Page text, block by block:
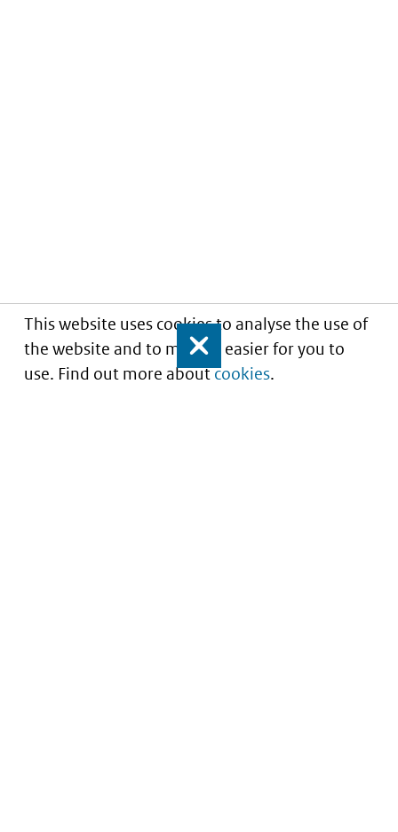
This website uses cookies to analyse the use of
the website and to make it easier for you to
use. Find out more aboutcookies.
Close